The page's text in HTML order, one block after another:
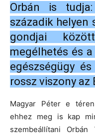
Orbán is
századik helyen
gondjai
megélhetés és
egészségügy
rossz viszony az
Magyar Péter e
ehhez meg is kap
szembeállítani Orbán